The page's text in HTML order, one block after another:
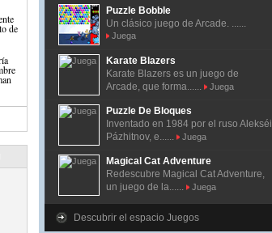
de
Puzzle Bobble
Un clásico juego de Arcade. ......
Juega
Karate Blazers
Karate Blazers es un juego de
Arcade, que forma......
Juega
Puzzle De Bloques
Inventado en 1984 por el ruso Alekséi
Pázhitnov, e......
Juega
Magical Cat Adventure
Redescubre Magical Cat Adventure,
un juego de la......
Juega
Descubrir el espacio Juegos